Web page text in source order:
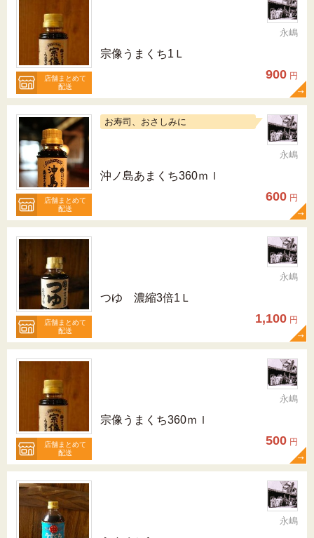
店舗まとめて
配送
永嶋
宗像うまくち1Ｌ
900 円
店舗まとめて
配送
お寿司、おさしみに
永嶋
沖ノ島あまくち360ｍｌ
600 円
店舗まとめて
配送
永嶋
つゆ 濃縮3倍1Ｌ
1,100 円
店舗まとめて
配送
永嶋
宗像うまくち360ｍｌ
500 円
永嶋